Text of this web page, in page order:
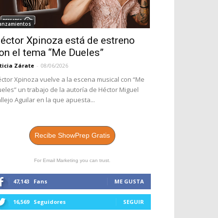
Xpinoza está de estreno
el tema “Me Dueles”
Zárate - 08/06/2026
Xpinoza vuelve a la escena musical con “Me
un trabajo de la autoría de Héctor Miguel
Aguilar en la que apuesta...
Recibe ShowPrep Gratis
For Email Marketing you can trust.
47,143 Fans ME GUSTA
16,569 Seguidores SEGUIR